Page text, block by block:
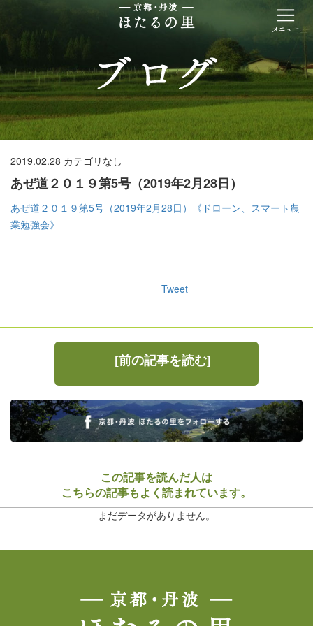
2019.02.28 カテゴリなし
あぜ道２０１９第5号（2019年2月28日）
あぜ道２０１９第5号（2019年2月28日）《ドローン、スマート農
業勉強会》
Tweet
[前の記事を読む]
この記事を読んだ人は
こちらの記事もよく読まれています。
まだデータがありません。